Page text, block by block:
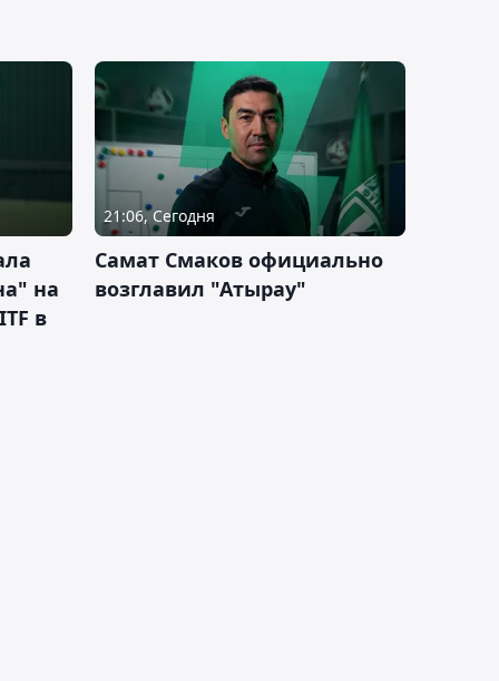
на
в
21:06, Сегодня
Самат Смаков официально
возглавил "Атырау"